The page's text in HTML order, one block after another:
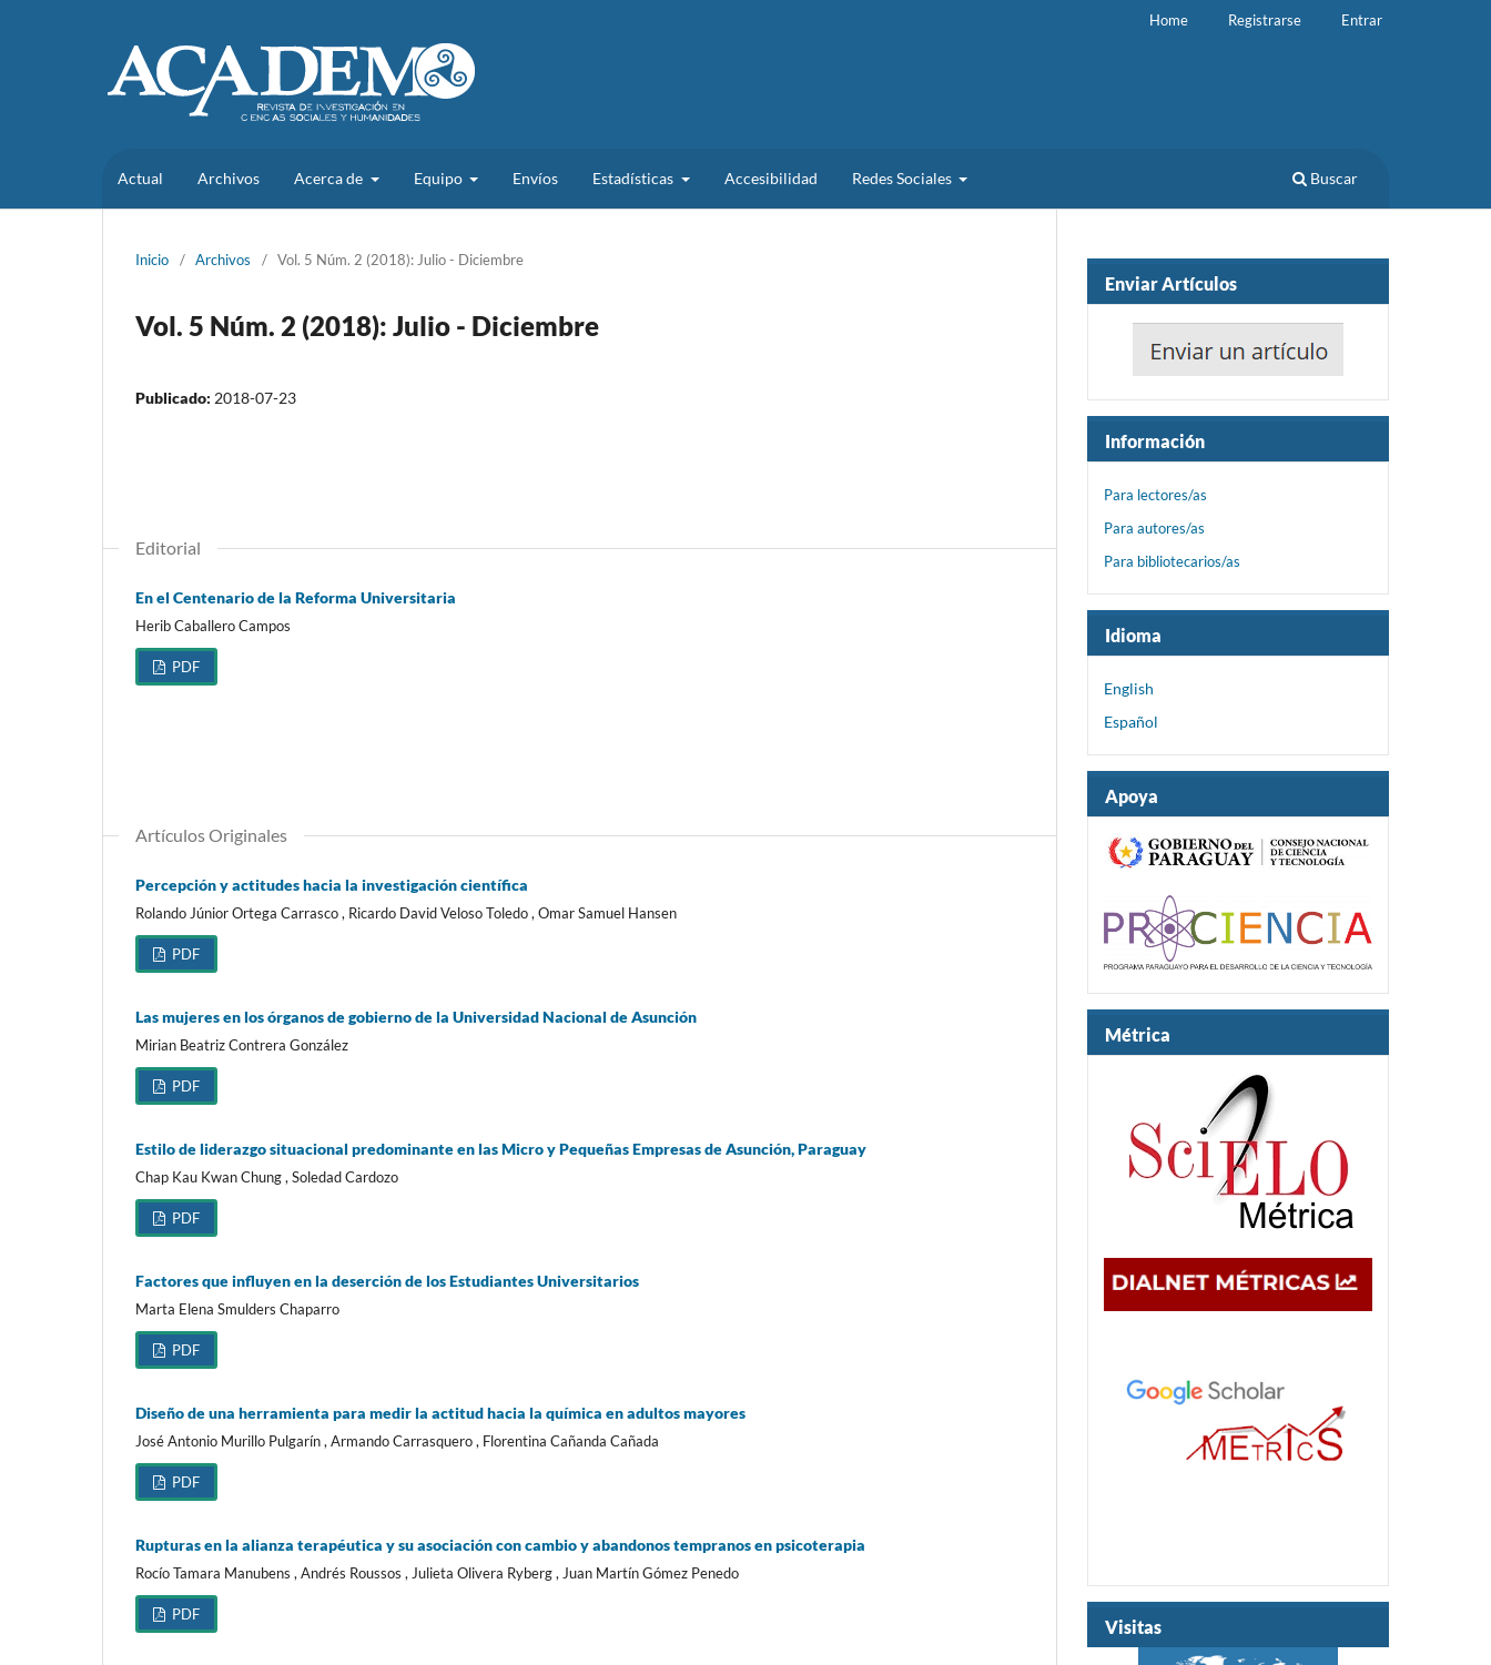
Actual Archivos Acerca de Equipo Envíos Estadísticas Accesibilidad Redes Sociales Buscar
Home Registrarse Entrar
Inicio / Archivos / Vol. 5 Núm. 2 (2018): Julio - Diciembre
Vol. 5 Núm. 2 (2018): Julio - Diciembre
Publicado: 2018-07-23
Editorial
En el Centenario de la Reforma Universitaria
Herib Caballero Campos
PDF
Artículos Originales
Percepción y actitudes hacia la investigación científica
Rolando Júnior Ortega Carrasco , Ricardo David Veloso Toledo , Omar Samuel Hansen
PDF
Las mujeres en los órganos de gobierno de la Universidad Nacional de Asunción
Mirian Beatriz Contrera González
PDF
Estilo de liderazgo situacional predominante en las Micro y Pequeñas Empresas de Asunción, Paraguay
Chap Kau Kwan Chung , Soledad Cardozo
PDF
Factores que influyen en la deserción de los Estudiantes Universitarios
Marta Elena Smulders Chaparro
PDF
Diseño de una herramienta para medir la actitud hacia la química en adultos mayores
José Antonio Murillo Pulgarín , Armando Carrasquero , Florentina Cañanda Cañada
PDF
Rupturas en la alianza terapéutica y su asociación con cambio y abandonos tempranos en psicoterapia
Rocío Tamara Manubens , Andrés Roussos , Julieta Olivera Ryberg , Juan Martín Gómez Penedo
PDF
Enviar Artículos
Información
Para lectores/as
Para autores/as
Para bibliotecarios/as
Idioma
English
Español
Apoya
Métrica
Visitas